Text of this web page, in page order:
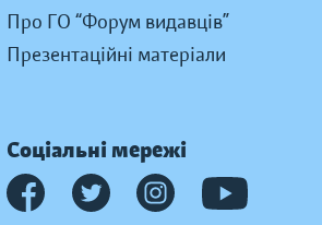
Про ГО “Форум видавців”
Презентаційні матеріали
Соціальні мережі